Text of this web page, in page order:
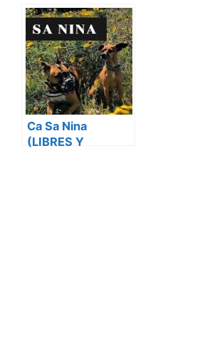
Ca Sa Nina
(LIBRES Y